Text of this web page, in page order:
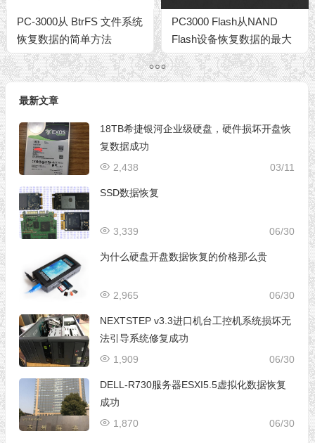
PC-3000从 BtrFS 文件系统
恢复数据的简单方法
PC3000 Flash从NAND
Flash设备恢复数据的最大
成功率的主要数据校正方法
最新文章
18TB希捷银河企业级硬盘，硬件损坏开盘恢
复数据成功
03/11
2,438
SSD数据恢复
06/30
3,339
为什么硬盘开盘数据恢复的价格那么贵
06/30
2,965
NEXTSTEP v3.3进口机台工控机系统损坏无
法引导系统修复成功
06/30
1,909
DELL-R730服务器ESXI5.5虚拟化数据恢复
成功
06/30
1,870